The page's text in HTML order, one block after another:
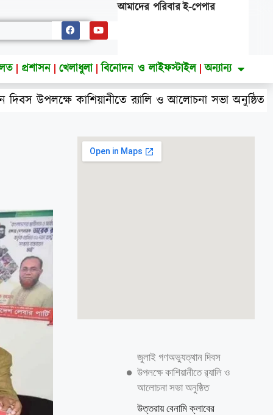
আমাদের পরিবারই-পেপার
প্রশাসন খেলাধুলা বিনোদন ও লাইফস্টাইল অন্যান্য
কাশিয়ানীতে র‍্যালি ও আলোচনা সভা অনুষ্ঠিত
জুলাই গণঅভ্যুত্থান দিবস
উপলক্ষে কাশিয়ানীতে র‍্যালি ও
আলোচনা সভা অনুষ্ঠিত
উত্তরায় বেনামি ক্লাবের